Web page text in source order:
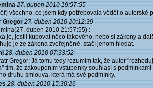
27. duben 2010 19:57:55
všechno, co jsem kdy potřebovala vědět o autorské
Gregor 27. duben 2010 20:12:39
duben 2010 21:57:55) :
je, jestli kupovat něco takového, nebo si zákony a
je ze zákona zveřejněné, stačí jenom hledat.
28. duben 2010 07:33:52
Gregor: Já tomu tedy rozumím tak, že autor
tím, že zakoupením vstupenky souhlasí s
druhu smlouva, která má své podmínky.
28. duben 2010 15:30:26